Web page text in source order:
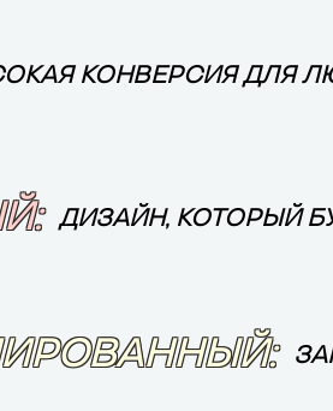
КОНВЕРСИЯ ДЛЯ
ДИЗАЙН, КОТОРЫЙ